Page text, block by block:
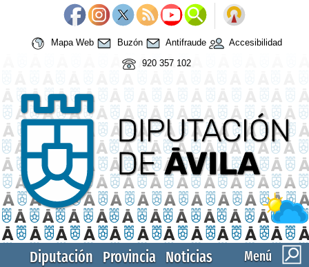
Mapa Web Buzón Antifraude
Accesibilidad
920 357 102
Menú
Diputación Provincia Noticias